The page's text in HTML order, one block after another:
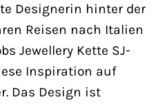
Designerin hinter der
Reisen nach Italien
Jewellery Kette SJ-
Inspiration auf
Das Design ist